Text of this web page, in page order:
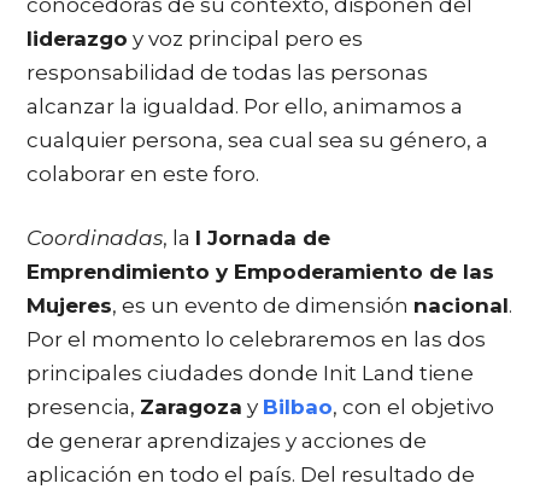
conocedoras de su contexto, disponen del
liderazgo y voz principal pero es
responsabilidad de todas las personas
alcanzar la igualdad. Por ello, animamos a
cualquier persona, sea cual sea su género, a
colaborar en este foro.
Coordinadas, la I Jornada de
Emprendimiento y Empoderamiento de las
Mujeres, es un evento de dimensión nacional.
Por el momento lo celebraremos en las dos
principales ciudades donde Init Land tiene
presencia, Zaragoza y Bilbao, con el objetivo
de generar aprendizajes y acciones de
aplicación en todo el país. Del resultado de